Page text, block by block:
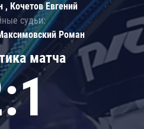
матча
, Кочетов Евгений
судьи:
Роман